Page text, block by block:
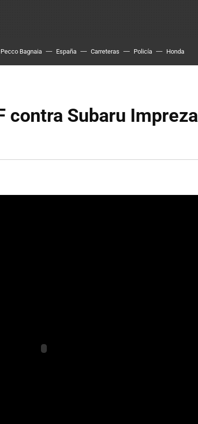
Pecco Bagnaia España Carreteras Policía Honda
contra Subaru Impreza